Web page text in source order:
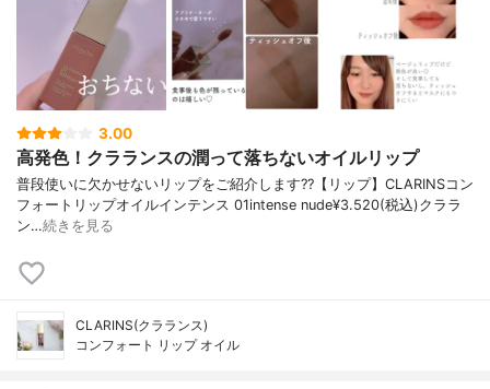
3.00
高発色！クラランスの潤って落ちないオイルリップ
普段使いに欠かせないリップをご紹介します??【リップ】CLARINSコン
フォートリップオイルインテンス 01intense nude¥3.520(税込)クララ
ン…続きを見る
CLARINS(クラランス)
コンフォート リップ オイル